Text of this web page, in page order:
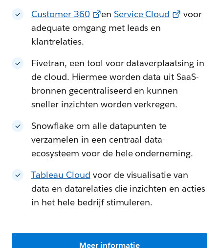
Customer 360
en Service Cloud
voor
adequate omgang met leads en
klantrelaties.
Fivetran, een tool voor dataverplaatsing in
de cloud. Hiermee worden data uit SaaS-
bronnen gecentraliseerd en kunnen
sneller inzichten worden verkregen.
Snowflake om alle datapunten te
verzamelen in een centraal data-
ecosysteem voor de hele onderneming.
Tableau Cloud voor de visualisatie van
data en datarelaties die inzichten en acties
in het hele bedrijf stimuleren.
Meer informatie